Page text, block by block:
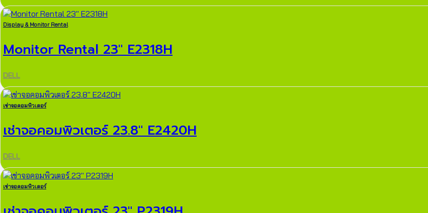
Display & Monitor Rental
Monitor Rental 23″ E2318H
DELL
เช่าจอคอมพิวเตอร์
เช่าจอคอมพิวเตอร์ 23.8″ E2420H
DELL
เช่าจอคอมพิวเตอร์